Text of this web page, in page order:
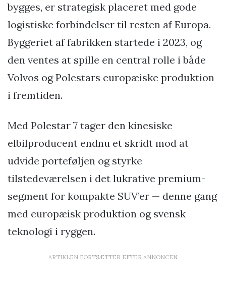
bygges, er strategisk placeret med gode
logistiske forbindelser til resten af Europa.
Byggeriet af fabrikken startede i 2023, og
den ventes at spille en central rolle i både
Volvos og Polestars europæiske produktion
i fremtiden.
Med Polestar 7 tager den kinesiske
elbilproducent endnu et skridt mod at
udvide porteføljen og styrke
tilstedeværelsen i det lukrative premium-
segment for kompakte SUV’er — denne gang
med europæisk produktion og svensk
teknologi i ryggen.
ARTIKLEN FORTSÆTTER EFTER ANNONCEN